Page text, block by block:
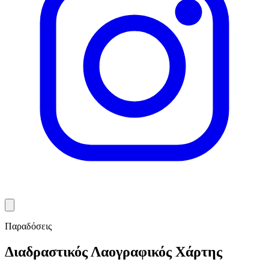
Παραδόσεις
Διαδραστικός Λαογραφικός Χάρτης